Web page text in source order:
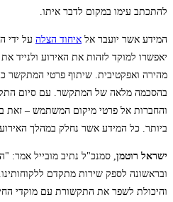
להתכתב עימו במקום לדבר איתו.
המידע אשר יועבר אל איחוד הצלה על ידי
יאפשרו למוקד לזהות את האירוע ולנייד
מהירה ואפקטיבית. שיתוף פרטי המתקשר
בהסכמה מלאה של המתקשר. עם סיום
והחברות אל פרטי מיקום המשתמש – זאת
ביותר. כל המידע אשר נחלק במהלך
ישראל רוטמן, סמנכ"ל נתיב מובייל אמר:
ובראשונה לספק שירות מתקדם
והיכולת לשפר את התקשורת עם מוקדי